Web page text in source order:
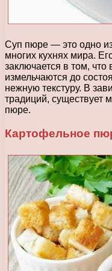
Суп пюре — это одно
многих кухнях мира.
заключается в том, что
измельчаются до
нежную текстуру. В
традиций, существует
пюре.
Картофельное